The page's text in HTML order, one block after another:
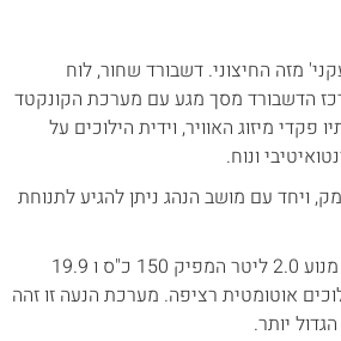
מזה החיצוני. דשבורד שחור, לוח
הדשבורד מסך מגע עם מערכת הקונקטד
מיזוג האוויר, וידית הילוכים על
ונוח.
ויחד עם מושב הנהג ניתן להגיע לתנוחת
על הצד הדינמי אחראים מנוע 2.0 ליטר המפיק 150 כ"ס ו 19.9
אוטומטית רציפה. מערכת הנעה זו זהה
יותר.